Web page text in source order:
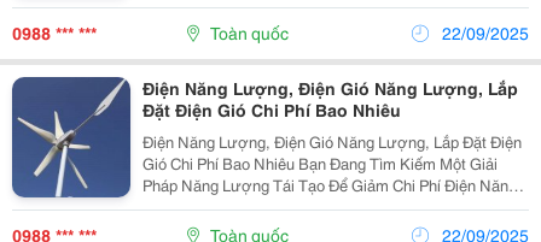
Đặt Hệ Thống Điện Gió Gia Đình Là Lựa Chọn...
0988 *** *** Toàn quốc 22/09/2025
Điện Năng Lượng, Điện Gió Năng Lượng, Lắp
Đặt Điện Gió Chi Phí Bao Nhiêu
Điện Năng Lượng, Điện Gió Năng Lượng, Lắp Đặt Điện
Gió Chi Phí Bao Nhiêu Bạn Đang Tìm Kiếm Một Giải
Pháp Năng Lượng Tái Tạo Để Giảm Chi Phí Điện Năng
Và Bảo Vệ Môi Trường? Lắp Đặt Hệ Thống Điện Gió Gia
Đình Là Lựa Chọn Hoàn Hảo Cho Các Hộ Gia Đình...
0988 *** *** Toàn quốc 22/09/2025